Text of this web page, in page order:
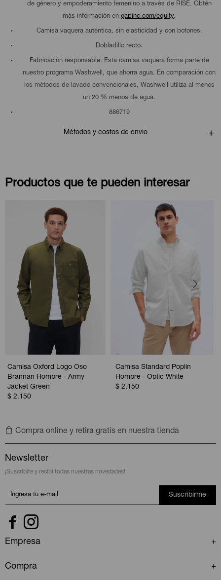
de género y empoderamiento femenino a través de RISE. Obtén
más información en gapinc.com/equity.
Camisa vaquera auténtica, sin elasticidad y con botones.
Dobladillo recto.
Fabricación responsable: Esta camisa vaquera forma parte de
nuestro programa Washwell, que ahorra agua. En comparación con
los métodos de lavado convencionales, Washwell utiliza al menos
un 20 % menos de agua.
886719
Métodos y costos de envío
Productos que te pueden interesar
Camisa Oxford Logo Oso
Brannan Hombre - Army
Jacket Green
$ 2.150
Camisa Standard Poplin
Hombre - Optic White
$ 2.150
Compra online y retira gratis en nuestra tienda
Newsletter
¡Suscribite y recibí todas nuestras novedades!
Suscribirme
 
Empresa
Compra